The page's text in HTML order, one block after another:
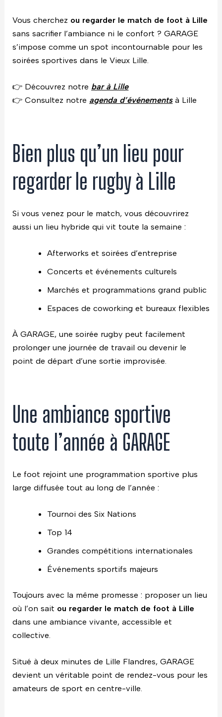
Vous cherchez ou regarder le match de foot à Lille
sans sacrifier l’ambiance ni le confort ? GARAGE
s’impose comme un spot incontournable pour les
soirées sportives dans le Vieux Lille.
👉 Découvrez notre bar à Lille
👉 Consultez notre agenda d’événementsà Lille
Bien plus qu’un lieu pour
regarder le rugby à Lille
Si vous venez pour le match, vous découvrirez
aussi un lieu hybride qui vit toute la semaine :
Afterworks et soirées d’entreprise
Concerts et événements culturels
Marchés et programmations grand public
Espaces de coworking et bureaux flexibles
À GARAGE, une soirée rugby peut facilement
prolonger une journée de travail ou devenir le
point de départ d’une sortie improvisée.
Une ambiance sportive
toute l’année à GARAGE
Le foot rejoint une programmation sportive plus
large diffusée tout au long de l’année :
Tournoi des Six Nations
Top 14
Grandes compétitions internationales
Événements sportifs majeurs
Toujours avec la même promesse : proposer un lieu
où l’on sait ou regarder le match de foot à Lille
dans une ambiance vivante, accessible et
collective.
Situé à deux minutes de Lille Flandres, GARAGE
devient un véritable point de rendez-vous pour les
amateurs de sport en centre-ville.